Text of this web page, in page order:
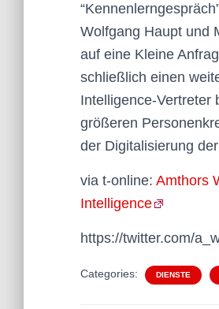
Wolfgang Haupt und
auf eine Kleine
schließlich einen
Intelligence-Vertreter
größeren
der Digitalisierung
via t-online: Amthors
Intelligence
https://twitter.com/
Categories: DIENSTE